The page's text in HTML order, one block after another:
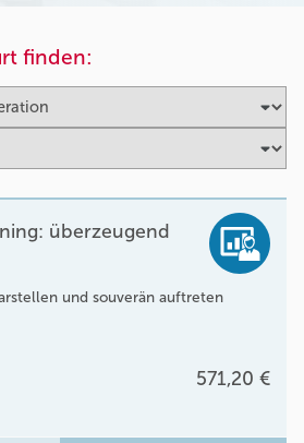
finden:
überzeugend
und souverän auftreten
571,20 €